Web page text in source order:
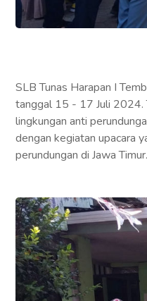
SLB Tunas Harapan I
tanggal 15 - 17 Juli 2024.
lingkungan anti
dengan kegiatan upacara
perundungan di Jawa Timur.